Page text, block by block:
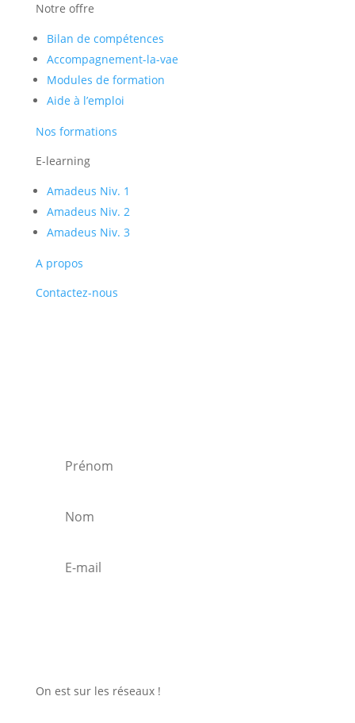
Notre offre
Bilan de compétences
Accompagnement-la-vae
Modules de formation
Aide à l’emploi
Nos formations
E-learning
Amadeus Niv. 1
Amadeus Niv. 2
Amadeus Niv. 3
A propos
Contactez-nous
On est sur les réseaux !